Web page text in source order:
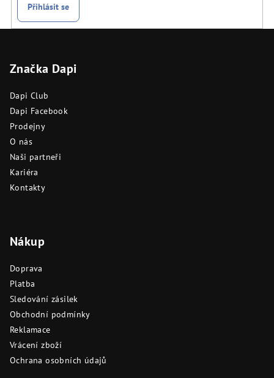
Přihlásit se
Značka Dapi
Dapi Club
Dapi Facebook
Prodejny
O nás
Naši partneři
Kariéra
Kontakty
Nákup
Doprava
Platba
Sledování zásilek
Obchodní podmínky
Reklamace
Vrácení zboží
Ochrana osobních údajů